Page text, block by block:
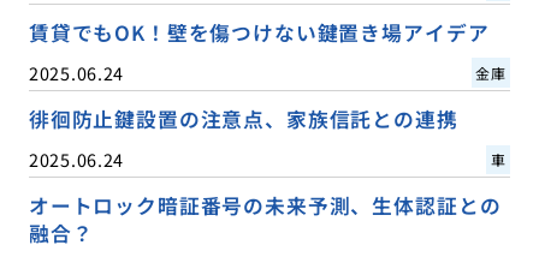
賃貸でもOK！壁を傷つけない鍵置き場アイデア
2025.06.24 金庫
徘徊防止鍵設置の注意点、家族信託との連携
2025.06.24 車
オートロック暗証番号の未来予測、生体認証との
融合？